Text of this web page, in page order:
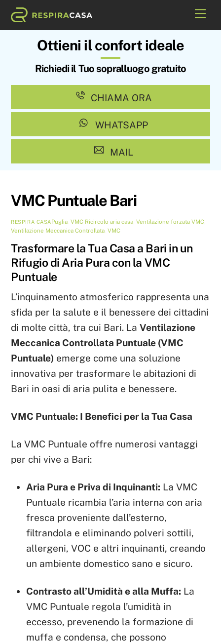
Skip
Ottieni il confort ideale
Richiedi il Tuo sopralluogo gratuito
CHIAMA ORA
WHATSAPP
MAIL
VMC Puntuale Bari
RESPIRA CASAPuglia, VMC Ricircolo aria casa, Ventilazione forzata VMC,
Ventilazione Meccanica Controllata ,VMC
Trasformare la Tua Casa a Bari in un
Rifugio di Aria Pura con la VMC
Puntuale
L’inquinamento atmosferico rappresenta una
sfida per la salute e il benessere dei cittadini
di molte città, tra cui Bari. LaVentilazione
Meccanica Controllata Puntuale (VMC
Puntuale) emerge come una soluzione
innovativa per trasformare le abitazioni di
Bari in oasi di aria pulita e benessere.
VMC Puntuale: I Benefici per la Tua Casa
La VMC Puntuale offre numerosi vantaggi
per chi vive a Bari:
Aria Pura e Priva di Inquinanti: La VMC
Puntuale ricambia l’aria interna con aria
fresca proveniente dall’esterno,
filtrandola e eliminando polveri sottili,
allergeni, VOC e altri inquinanti, creando
un ambiente domestico sano e sicuro.
Contrasto all’Umidità e alla Muffa: La
VMC Puntuale regola l’umidità in
eccesso, prevenendo la formazione di
muffa e condensa, che possono